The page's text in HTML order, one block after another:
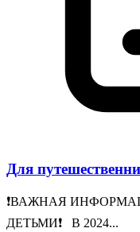
Для
❗️ВАЖНАЯ
ДЕТЬМИ❗️ В 2024...